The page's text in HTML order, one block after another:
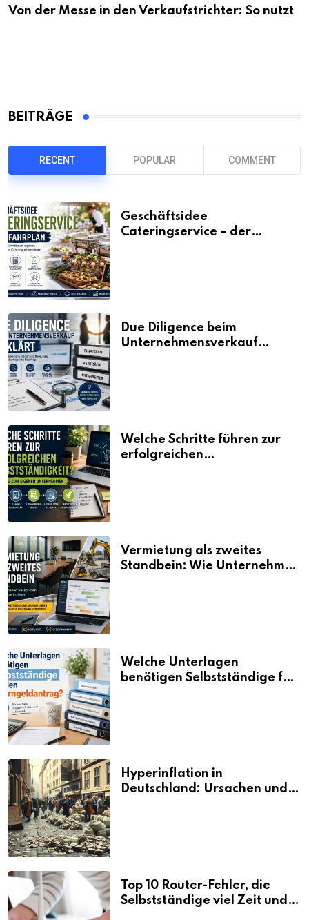
Von der Messe in den Verkaufstrichter: So nutzt
BEITRÄGE
RECENT POPULAR COMMENT
Geschäftsidee
Cateringservice – der
Due Diligence beim
Unternehmensverkauf
Welche Schritte führen zur
erfolgreichen
Vermietung als zweites
Standbein: Wie Unternehmen
Welche Unterlagen
benötigen Selbstständige für
Hyperinflation in
Deutschland: Ursachen und
Top 10 Router-Fehler, die
Selbstständige viel Zeit und